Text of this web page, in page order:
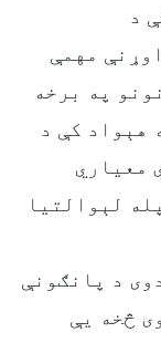
د
مهمې
په برخه
هېواد کې د
معیاري
لېوالتیا
د پانګونې
څخه یې